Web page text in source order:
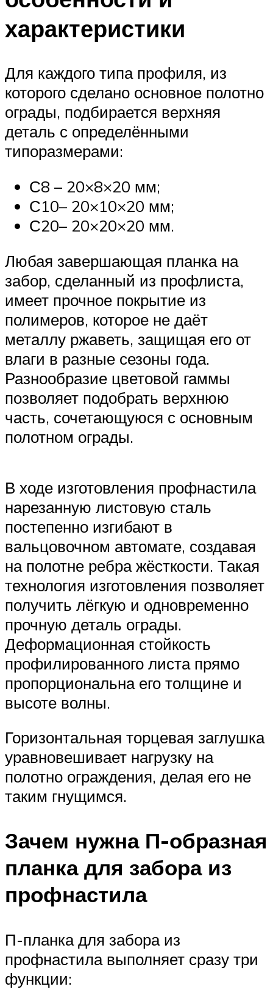
характеристики
Для каждого типа профиля, из
которого сделано основное полотно
ограды, подбирается верхняя
деталь с определёнными
типоразмерами:
С8 – 20×8×20 мм;
С10– 20×10×20 мм;
С20– 20×20×20 мм.
Любая завершающая планка на
забор, сделанный из профлиста,
имеет прочное покрытие из
полимеров, которое не даёт
металлу ржаветь, защищая его от
влаги в разные сезоны года.
Разнообразие цветовой гаммы
позволяет подобрать верхнюю
часть, сочетающуюся с основным
полотном ограды.
В ходе изготовления профнастила
нарезанную листовую сталь
постепенно изгибают в
вальцовочном автомате, создавая
на полотне ребра жёсткости. Такая
технология изготовления позволяет
получить лёгкую и одновременно
прочную деталь ограды.
Деформационная стойкость
профилированного листа прямо
пропорциональна его толщине и
высоте волны.
Горизонтальная торцевая заглушка
уравновешивает нагрузку на
полотно ограждения, делая его не
таким гнущимся.
Зачем нужна П-образная
планка для забора из
профнастила
П-планка для забора из
профнастила выполняет сразу три
функции: